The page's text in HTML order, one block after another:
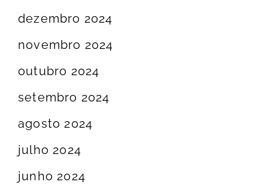
dezembro 2024
novembro 2024
outubro 2024
setembro 2024
agosto 2024
julho 2024
junho 2024